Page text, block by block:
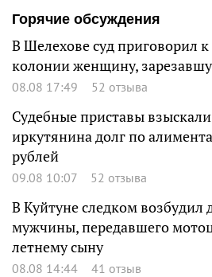
Горячие обсуждения
В Шелехове суд приговорил
колонии женщину,
08.08 17:49 52 отзыва
Судебные приставы
иркутянина долг по
рублей
09.08 10:07 52 отзыва
В Куйтуне следком возбудил
мужчины, передавшего
летнему сыну
08.08 14:44 41 отзыв